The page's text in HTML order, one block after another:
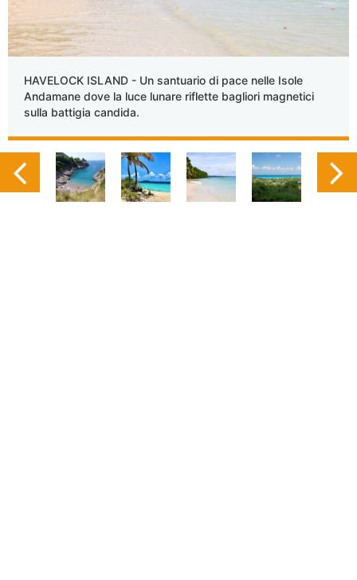
HAVELOCK ISLAND - Un santuario di pace nelle Isole
Andamane dove la luce lunare riflette bagliori magnetici
sulla battigia candida.